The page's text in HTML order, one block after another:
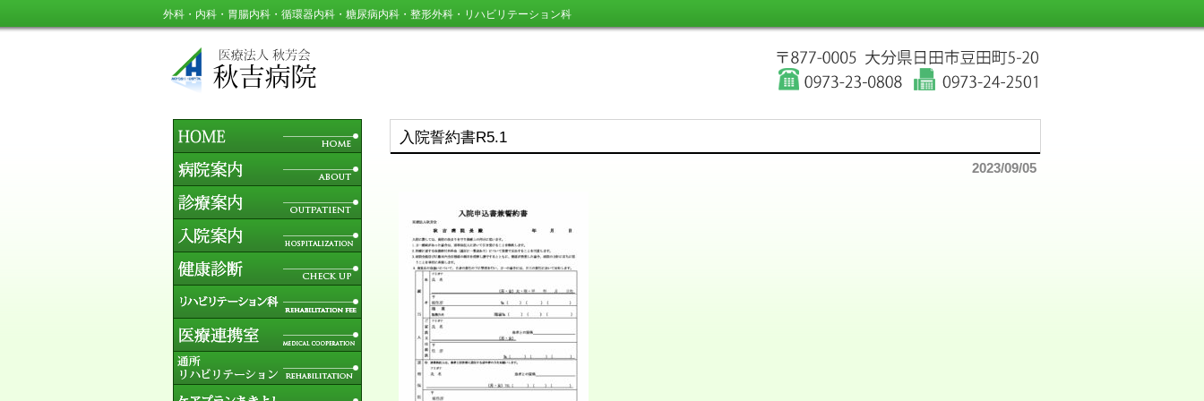
外科・内科・胃腸内科・循環器内科・糖尿病内科・整形外科・リハビリテーション科
入院誓約書R5.1
2023/09/05